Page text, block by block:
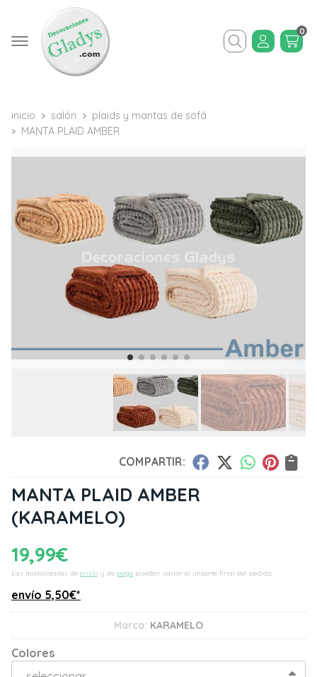
Buscar
0
inicio salón
plaids y mantas de sofá
MANTA PLAID AMBER
COMPARTIR:
MANTA PLAID AMBER
(KARAMELO)
19,99€
Las modalidades de envío y de pago pueden variar el importe final del pedido.
envío 5,50€*
Marca: KARAMELO
Colores